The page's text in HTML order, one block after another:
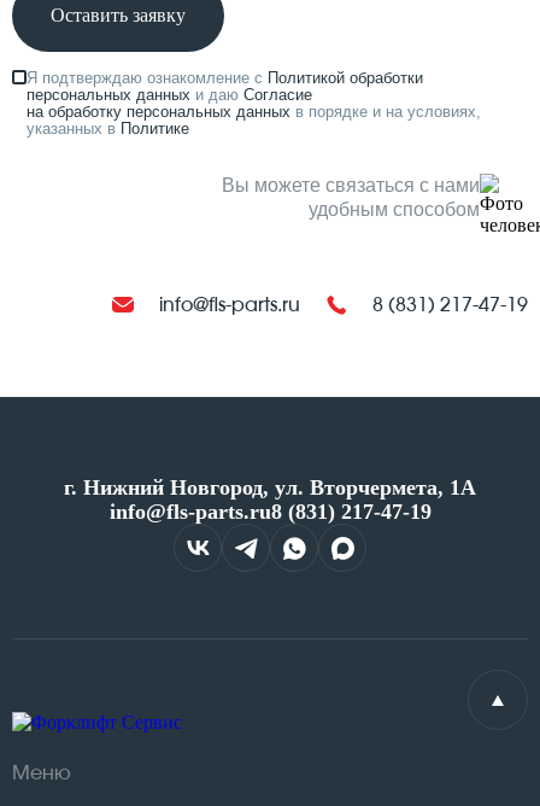
Оставить заявку
Я подтверждаю ознакомление с Политикой обработки
персональных данных и даю Согласие
на обработку персональных данных в порядке и на условиях,
указанных в Политике
Вы можете связаться с нами
удобным способом
info@fls-parts.ru 8 (831) 217-47-19
г. Нижний Новгород, ул. Вторчермета, 1А
info@fls-parts.ru8 (831) 217-47-19
Меню